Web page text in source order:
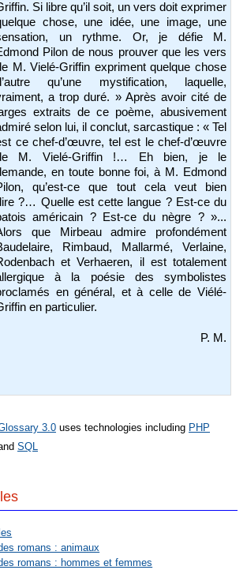
Si libre qu’il soit, un vers doit exprimer
chose, une idée, une image, une
un rythme. Or, je défie M.
Pilon de nous prouver que les vers
M. Vielé-Griffin expriment quelque chose
qu’une mystification, laquelle,
a trop duré. » Après avoir cité de
extraits de ce poème, abusivement
selon lui, il conclut, sarcastique : « Tel
ce chef-d’œuvre, tel est le chef-d’œuvre
M. Vielé-Griffin !… Eh bien, je le
en toute bonne foi, à M. Edmond
qu’est-ce que tout cela veut bien
?… Quelle est cette langue ? Est-ce du
américain ? Est-ce du nègre ? »...
que Mirbeau admire profondément
Rimbaud, Mallarmé, Verlaine,
et Verhaeren, il est totalement
à la poésie des symbolistes
en général, et à celle de Viélé-
en particulier.
P. M.
3.0 uses technologies including PHP
SQL
romans : animaux
romans : hommes et femmes